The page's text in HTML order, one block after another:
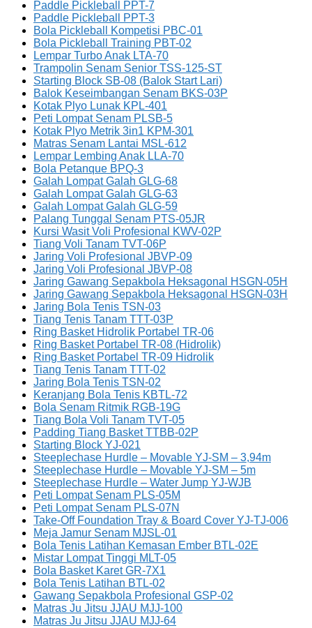
Paddle Pickleball PPT-7
Paddle Pickleball PPT-3
Bola Pickleball Kompetisi PBC-01
Bola Pickleball Training PBT-02
Lempar Turbo Anak LTA-70
Trampolin Senam Senior TSS-125-ST
Starting Block SB-08 (Balok Start Lari)
Balok Keseimbangan Senam BKS-03P
Kotak Plyo Lunak KPL-401
Peti Lompat Senam PLSB-5
Kotak Plyo Metrik 3in1 KPM-301
Matras Senam Lantai MSL-612
Lempar Lembing Anak LLA-70
Bola Petanque BPQ-3
Galah Lompat Galah GLG-68
Galah Lompat Galah GLG-63
Galah Lompat Galah GLG-59
Palang Tunggal Senam PTS-05JR
Kursi Wasit Voli Profesional KWV-02P
Tiang Voli Tanam TVT-06P
Jaring Voli Profesional JBVP-09
Jaring Voli Profesional JBVP-08
Jaring Gawang Sepakbola Heksagonal HSGN-05H
Jaring Gawang Sepakbola Heksagonal HSGN-03H
Jaring Bola Tenis TSN-03
Tiang Tenis Tanam TTT-03P
Ring Basket Hidrolik Portabel TR-06
Ring Basket Portabel TR-08 (Hidrolik)
Ring Basket Portabel TR-09 Hidrolik
Tiang Tenis Tanam TTT-02
Jaring Bola Tenis TSN-02
Keranjang Bola Tenis KBTL-72
Bola Senam Ritmik RGB-19G
Tiang Bola Voli Tanam TVT-05
Padding Tiang Basket TTBB-02P
Starting Block YJ-021
Steeplechase Hurdle – Movable YJ-SM – 3,94m
Steeplechase Hurdle – Movable YJ-SM – 5m
Steeplechase Hurdle – Water Jump YJ-WJB
Peti Lompat Senam PLS-05M
Peti Lompat Senam PLS-07N
Take-Off Foundation Tray & Board Cover YJ-TJ-006
Meja Jamur Senam MJSL-01
Bola Tenis Latihan Kemasan Ember BTL-02E
Mistar Lompat Tinggi MLT-05
Bola Basket Karet GR-7X1
Bola Tenis Latihan BTL-02
Gawang Sepakbola Profesional GSP-02
Matras Ju Jitsu JJAU MJJ-100
Matras Ju Jitsu JJAU MJJ-64